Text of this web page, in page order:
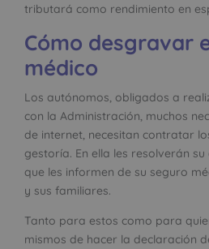
tributará como rendimiento en
Cómo desgravar
médico
Los autónomos, obligados a
con la Administración, muchos
de internet, necesitan contratar
gestoría. En ella les resolverán
que les informen de su seguro
y sus familiares.
Tanto para estos como para
mismos de hacer la declaración